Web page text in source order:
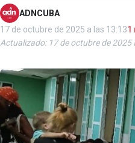
ADNCUBA
17 de octubre de 2025 a las 13:131
Actualizado: 17 de octubre de 2025